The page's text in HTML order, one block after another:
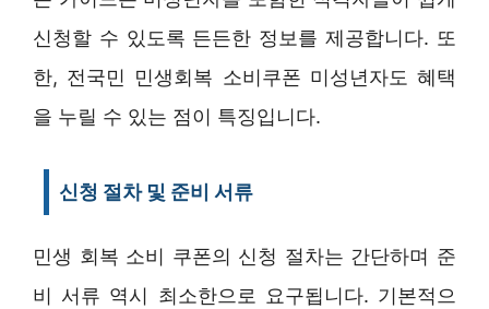
신청할 수 있도록 든든한 정보를 제공합니다. 또
한, 전국민 민생회복 소비쿠폰 미성년자도 혜택
을 누릴 수 있는 점이 특징입니다.
신청 절차 및 준비 서류
민생 회복 소비 쿠폰의 신청 절차는 간단하며 준
비 서류 역시 최소한으로 요구됩니다. 기본적으